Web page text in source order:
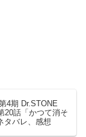
4期 Dr.STONE
20話「かつて消そ
タバレ、感想